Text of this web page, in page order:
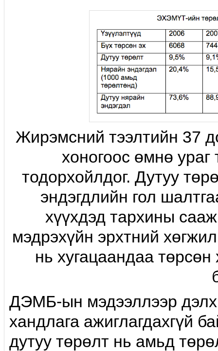
Жирэмсний тээлтийн 37
хоногоос өмнө ураг
тодорхойлдог. Дутуу
эндэгдлийн гол
хүүхдэд тархины
мэдрэхүйн эрхтний
нь хугацаандаа
ДЭМБ-ын мэдээллээр
хандлага ажиглагдахгүй
дутуу төрөлт нь амьд